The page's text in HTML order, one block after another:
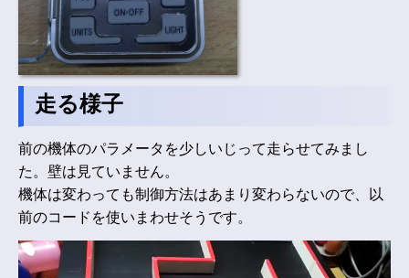
走る様子
前の機体のパラメータを少しいじって走らせてみまし
た。壁は見ていません。
機体は変わっても制御方法はあまり変わらないので、以
前のコードを使いまわせそうです。